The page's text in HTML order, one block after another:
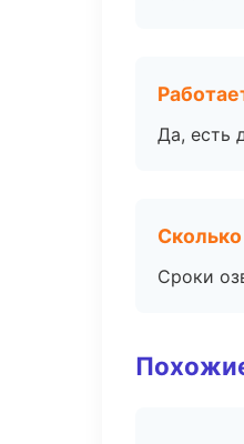
Да, есть
Сроки